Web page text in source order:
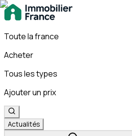
Toute la france
Acheter
Tous les types
Ajouter un prix
Actualités